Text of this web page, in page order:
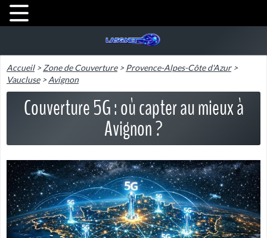
Accueil>Zone de Couverture>Provence-Alpes-Côte d'Azur>
Vaucluse>Avignon
Couverture 5G : où capter au mieux à
Avignon ?